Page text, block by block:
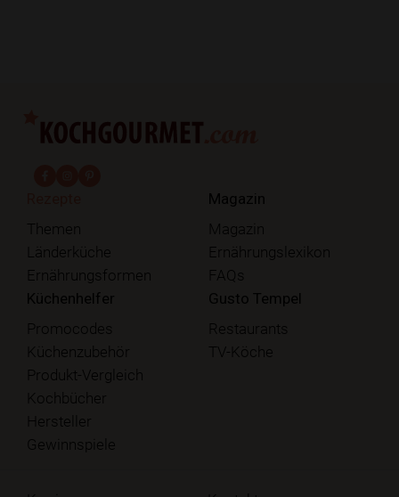
Themen
Länderküche
Ernährungsformen
Magazin
Magazin
Ernährungslexikon
FAQs
Küchenhelfer
Promocodes
Küchenzubehör
Produkt-Vergleich
Kochbücher
Hersteller
Gewinnspiele
Gusto Tempel
Restaurants
TV-Köche